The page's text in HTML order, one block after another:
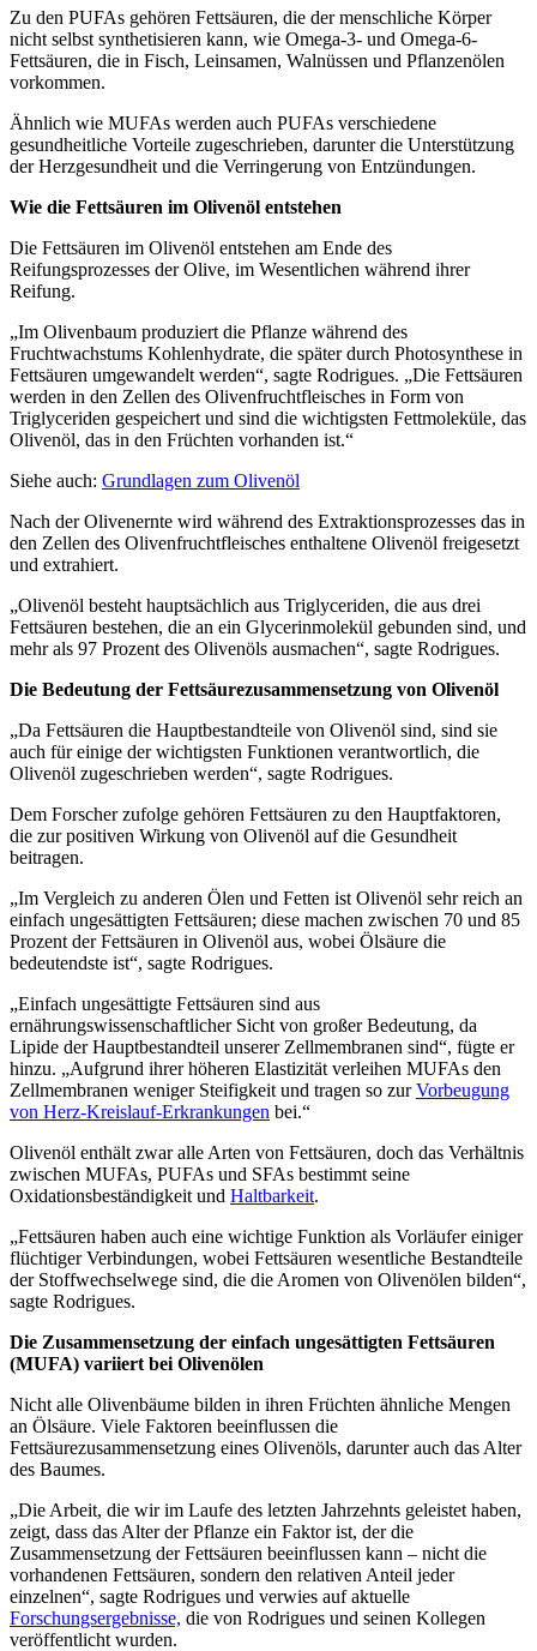
Zu den PUFAs gehören Fettsäuren, die der menschliche Körper
nicht selbst synthetisieren kann, wie Omega-3- und Omega-6-
Fettsäuren, die in Fisch, Leinsamen, Walnüssen und Pflanzenölen
vorkommen.
Ähnlich wie MUFAs werden auch PUFAs verschiedene
gesundheitliche Vorteile zugeschrieben, darunter die Unterstützung
der Herzgesundheit und die Verringerung von Entzündungen.
Wie die Fettsäuren im Olivenöl entstehen
Die Fettsäuren im Olivenöl entstehen am Ende des
Reifungsprozesses der Olive, im Wesentlichen während ihrer
Reifung.
„Im Olivenbaum produziert die Pflanze während des
Fruchtwachstums Kohlenhydrate, die später durch Photosynthese in
Fettsäuren umgewandelt werden“, sagte Rodrigues. „Die Fettsäuren
werden in den Zellen des Olivenfruchtfleisches in Form von
Triglyceriden gespeichert und sind die wichtigsten Fettmoleküle, das
Olivenöl, das in den Früchten vorhanden ist.“
Siehe auch: Grundlagen zum Olivenöl
Nach der Olivenernte wird während des Extraktionsprozesses das in
den Zellen des Olivenfruchtfleisches enthaltene Olivenöl freigesetzt
und extrahiert.
„Olivenöl besteht hauptsächlich aus Triglyceriden, die aus drei
Fettsäuren bestehen, die an ein Glycerinmolekül gebunden sind, und
mehr als 97 Prozent des Olivenöls ausmachen“, sagte Rodrigues.
Die Bedeutung der Fettsäurezusammensetzung von Olivenöl
„Da Fettsäuren die Hauptbestandteile von Olivenöl sind, sind sie
auch für einige der wichtigsten Funktionen verantwortlich, die
Olivenöl zugeschrieben werden“, sagte Rodrigues.
Dem Forscher zufolge gehören Fettsäuren zu den Hauptfaktoren,
die zur positiven Wirkung von Olivenöl auf die Gesundheit
beitragen.
„Im Vergleich zu anderen Ölen und Fetten ist Olivenöl sehr reich an
einfach ungesättigten Fettsäuren; diese machen zwischen 70 und 85
Prozent der Fettsäuren in Olivenöl aus, wobei Ölsäure die
bedeutendste ist“, sagte Rodrigues.
„Einfach ungesättigte Fettsäuren sind aus
ernährungswissenschaftlicher Sicht von großer Bedeutung, da
Lipide der Hauptbestandteil unserer Zellmembranen sind“, fügte er
hinzu. „Aufgrund ihrer höheren Elastizität verleihen MUFAs den
Zellmembranen weniger Steifigkeit und tragen so zurVorbeugung
von Herz-Kreislauf-Erkrankungen bei.“
Olivenöl enthält zwar alle Arten von Fettsäuren, doch das Verhältnis
zwischen MUFAs, PUFAs und SFAs bestimmt seine
Oxidationsbeständigkeit und Haltbarkeit.
„Fettsäuren haben auch eine wichtige Funktion als Vorläufer einiger
flüchtiger Verbindungen, wobei Fettsäuren wesentliche Bestandteile
der Stoffwechselwege sind, die die Aromen von Olivenölen bilden“,
sagte Rodrigues.
Die Zusammensetzung der einfach ungesättigten Fettsäuren
(MUFA) variiert bei Olivenölen
Nicht alle Olivenbäume bilden in ihren Früchten ähnliche Mengen
an Ölsäure. Viele Faktoren beeinflussen die
Fettsäurezusammensetzung eines Olivenöls, darunter auch das Alter
des Baumes.
„Die Arbeit, die wir im Laufe des letzten Jahrzehnts geleistet haben,
zeigt, dass das Alter der Pflanze ein Faktor ist, der die
Zusammensetzung der Fettsäuren beeinflussen kann – nicht die
vorhandenen Fettsäuren, sondern den relativen Anteil jeder
einzelnen“, sagte Rodrigues und verwies auf aktuelle
Forschungsergebnisse, die von Rodrigues und seinen Kollegen
veröffentlicht wurden.